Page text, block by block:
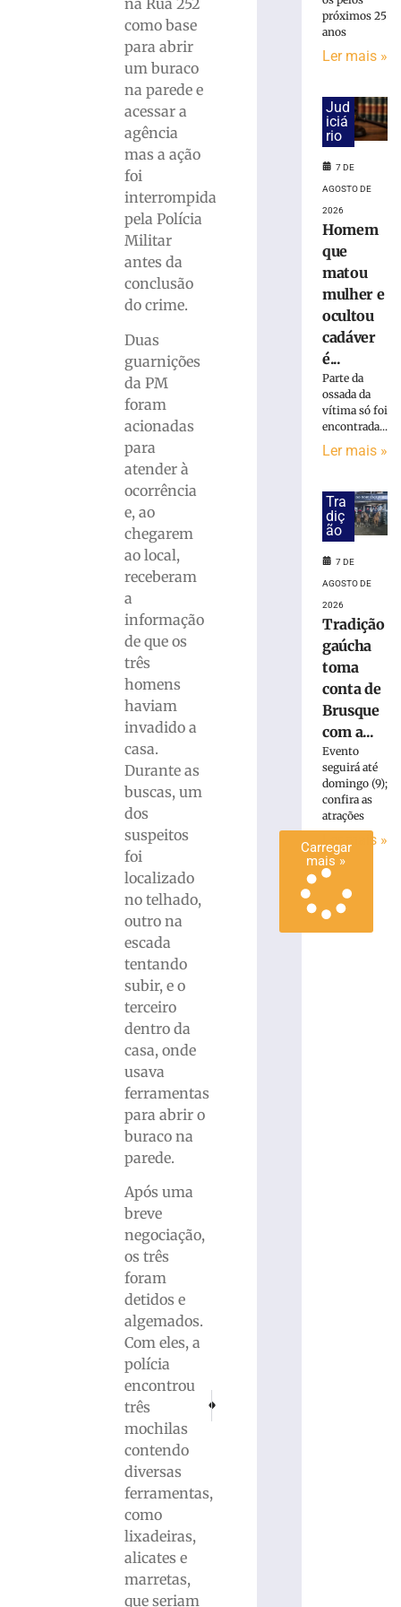
na Rua 252
como base
para abrir
um buraco
na parede e
acessar a
agência
mas a ação
foi
interrompida
pela Polícia
Militar
antes da
conclusão
do crime.
Duas
guarnições
da PM
foram
acionadas
para
atender à
ocorrência
e, ao
chegarem
ao local,
receberam
a
informação
de que os
três
homens
haviam
invadido a
casa.
Durante as
buscas, um
dos
suspeitos
foi
localizado
no telhado,
outro na
escada
tentando
subir, e o
terceiro
dentro da
casa, onde
usava
ferramentas
para abrir o
buraco na
parede.
Após uma
breve
negociação,
os três
foram
detidos e
algemados.
Com eles, a
polícia
encontrou
três
mochilas
contendo
diversas
ferramentas,
como
lixadeiras,
alicates e
marretas,
que seriam
Carro
capota
parcialmente
submerso
mangue
mulher
suspeita
pessoas
exploração
sexual
Carregar
mais »
próximos 25
anos
Ler mais »
Jud
iciá
rio
7 DE
AGOSTO DE
2026
Homem
que
matou
mulher e
ocultou
cadáver
é...
Parte da
ossada da
vítima só foi
encontrada...
Ler mais »
Tra
diç
ão
7 DE
AGOSTO DE
2026
Tradição
gaúcha
toma
conta de
Brusque
com a...
Evento
seguirá até
domingo (9);
confira as
atrações
Ler mais »